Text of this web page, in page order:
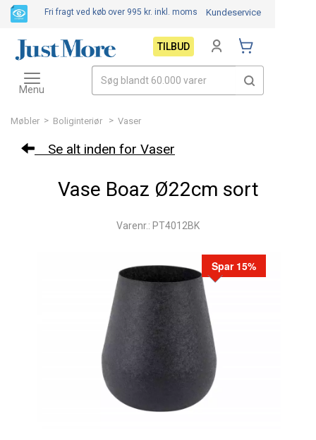
Møbler > Boliginteriør > Vaser
Se alt inden for Vaser
Vase Boaz Ø22cm sort
Varenr.: PT4012BK
Spar 15%
Fri fragt ved køb over 995 kr. inkl. moms Kundeservice
TILBUD
Toggle
navigation
Menu